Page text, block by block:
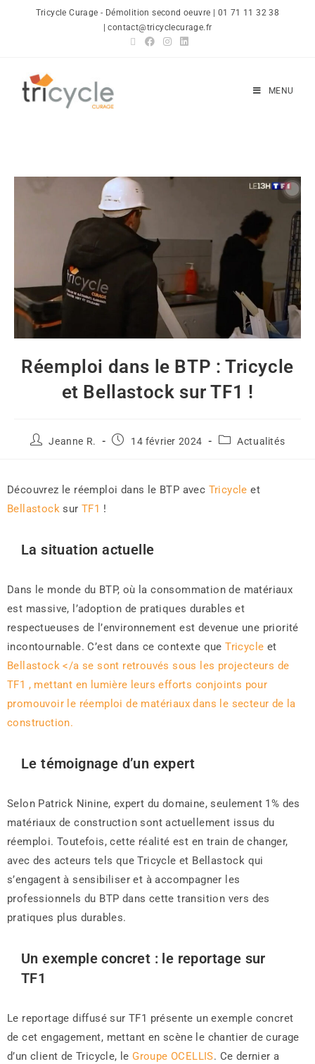
Tricycle Curage - Démolition second oeuvre | 01 71 11 32 38
| contact@tricyclecurage.fr
MENU
Réemploi dans le BTP : Tricycle
et Bellastock sur TF1 !
Jeanne R. 14 février 2024 Actualités
Découvrez le réemploi dans le BTP avec Tricycle et
BellastocksurTF1 !
La situation actuelle
Dans le monde du BTP, où la consommation de matériaux
est massive, l’adoption de pratiques durables et
respectueuses de l’environnement est devenue une priorité
incontournable. C’est dans ce contexte queTricycle et
Bellastock </a se sont retrouvés sous les projecteurs de
TF1 , mettant en lumière leurs efforts conjoints pour
promouvoir le réemploi de matériaux dans le secteur de la
construction.
Le témoignage d’un expert
Selon Patrick Ninine, expert du domaine, seulement 1% des
matériaux de construction sont actuellement issus du
réemploi. Toutefois, cette réalité est en train de changer,
avec des acteurs tels que Tricycle et Bellastock qui
s’engagent à sensibiliser et à accompagner les
professionnels du BTP dans cette transition vers des
pratiques plus durables.
Un exemple concret : le reportage sur
TF1
Le reportage diffusé sur TF1 présente un exemple concret
de cet engagement, mettant en scène le chantier de curage
d’un client de Tricycle, le Groupe OCELLIS. Ce dernier a